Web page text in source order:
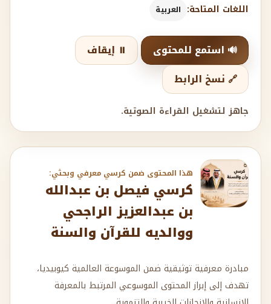
اللغات المتاحة: العربية
🔊 استمع للمحتوى
⏸️ إيقاف
🔗 نسخ الرابط
جاهز لتشغيل القراءة الصوتية.
هذا المحتوى ضمن كرسي معرفي وبحثي:
كرسي فيصل بن عبدالله
بن عبدالعزيز الراجحي
ووالديه للقرآن والسنة
مبادرة معرفية توثيقية ضمن الموسوعة العالمية كيوبيديا،
تهدف إلى إبراز المحتوى الموسوعي المرتبط بالمعرفة